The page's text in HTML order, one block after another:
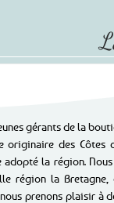
gérants de la
originaire des Côtes
la région.
région la
prenons plaisir à